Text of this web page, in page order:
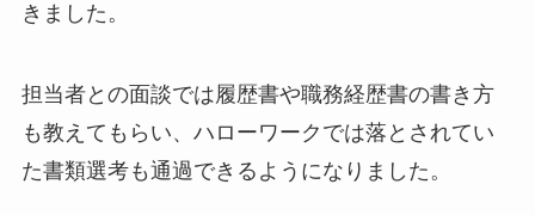
きました。
担当者との面談では履歴書や職務経歴書の書き方
も教えてもらい、ハローワークでは落とされてい
た書類選考も通過できるようになりました。